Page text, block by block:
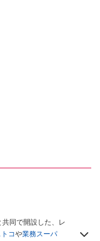
同で開設した、レ
コや業務スーパ